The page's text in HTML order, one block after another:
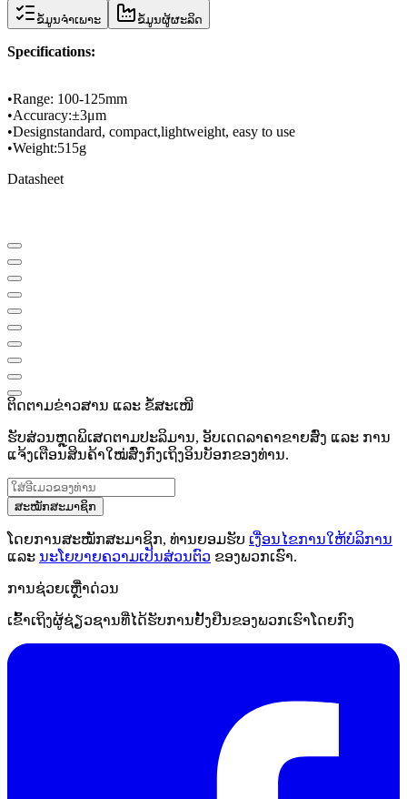
ຂໍ້ມູນຈຳເພາະ ຂໍ້ມູນຜູ້ຜະລິດ
Specifications:
•Range: 100-125mm
•Accuracy:±3μm
•Designstandard, compact,lightweight, easy to use
•Weight:515g
Datasheet
ຕິດຕາມຂ່າວສານ ແລະ ຂໍ້ສະເໜີ
ຮັບສ່ວນຫຼຸດພິເສດຕາມປະລິມານ, ອັບເດດລາຄາຂາຍສົ່ງ ແລະ ການ
ແຈ້ງເຕືອນສິນຄ້າໃໝ່ສົ່ງກົງເຖິງອິນບັອກຂອງທ່ານ.
ສະໝັກສະມາຊິກ
ໂດຍການສະໝັກສະມາຊິກ, ທ່ານຍອມຮັບ ເງື່ອນໄຂການໃຫ້ບໍລິການ
ແລະ ນະໂຍບາຍຄວາມເປັນສ່ວນຕົວ ຂອງພວກເຮົາ.
ການຊ່ວຍເຫຼືໍາດ່ວນ
ເຂົ້າເຖິງຜູ້ຊ່ຽວຊານທີ່ໄດ້ຮັບການຢັ້ງຢືນຂອງພວກເຮົາໂດຍກົງ